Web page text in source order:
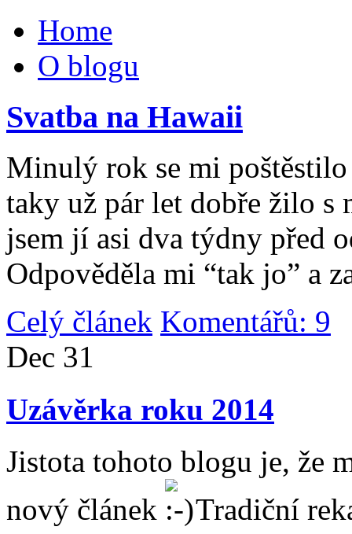
Home
O blogu
Svatba na Hawaii
Minulý rok se mi
taky už pár let dobře žilo
jsem jí asi dva týdny před
Odpověděla mi “tak jo” a
Celý článek Komentářů: 9
Dec 31
Uzávěrka roku 2014
Jistota tohoto blogu je, že
nový článek
Tradiční